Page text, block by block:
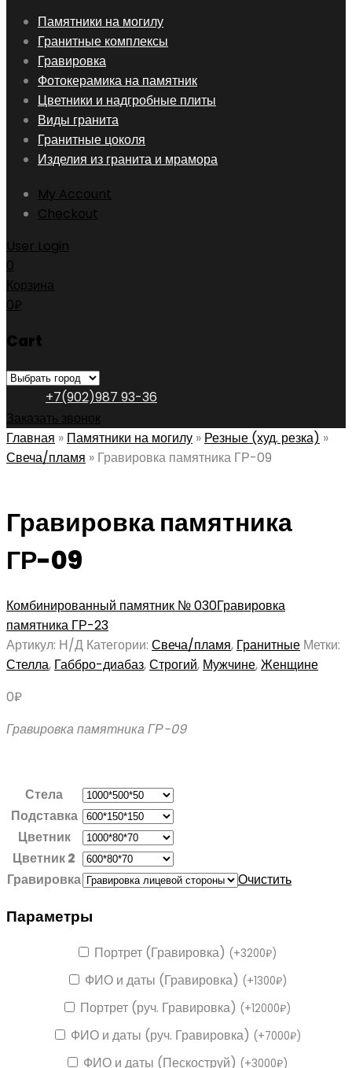
Skip
content
Памятники на могилу
Гранитные комплексы
Гравировка
Фотокерамика на памятник
Цветники и надгробные плиты
Виды гранита
Гранитные цоколя
Изделия из гранита и мрамора
My Account
Checkout
User Login
0
Корзина
0₽
Cart
+7(902)987 93-36
Заказать звонок
Главная » Памятники на могилу » Резные (худ. резка) »
Свеча/пламя » Гравировка памятника ГР-09
Гравировка памятника
ГР-09
Комбинированный памятник № 030Гравировка
памятника ГР-23
Артикул: Н/Д Категории: Свеча/пламя, Гранитные Метки:
Стелла, Габбро-диабаз,Строгий, Мужчине,Женщине
0₽
Гравировка памятника ГР-09
Стела
Подставка
Цветник
Цветник 2
Гравировка
Очистить
Параметры
Портрет (Гравировка) (+3200₽)
ФИО и даты (Гравировка) (+1300₽)
Портрет (руч. Гравировка) (+12000₽)
ФИО и даты (руч. Гравировка) (+7000₽)
ФИО и даты (Пескоструй) (+3000₽)